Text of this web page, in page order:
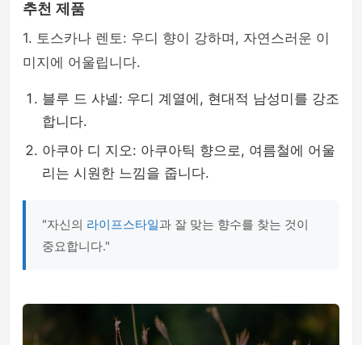
추천 제품
1. 토스카나 렌토: 우디 향이 강하며, 자연스러운 이
미지에 어울립니다.
블루 드 샤넬: 우디 계열에, 현대적 남성미를 강조
합니다.
아쿠아 디 지오: 아쿠아틱 향으로, 여름철에 어울
리는 시원한 느낌을 줍니다.
"자신의 라이프스타일과 잘 맞는 향수를 찾는 것이
중요합니다."